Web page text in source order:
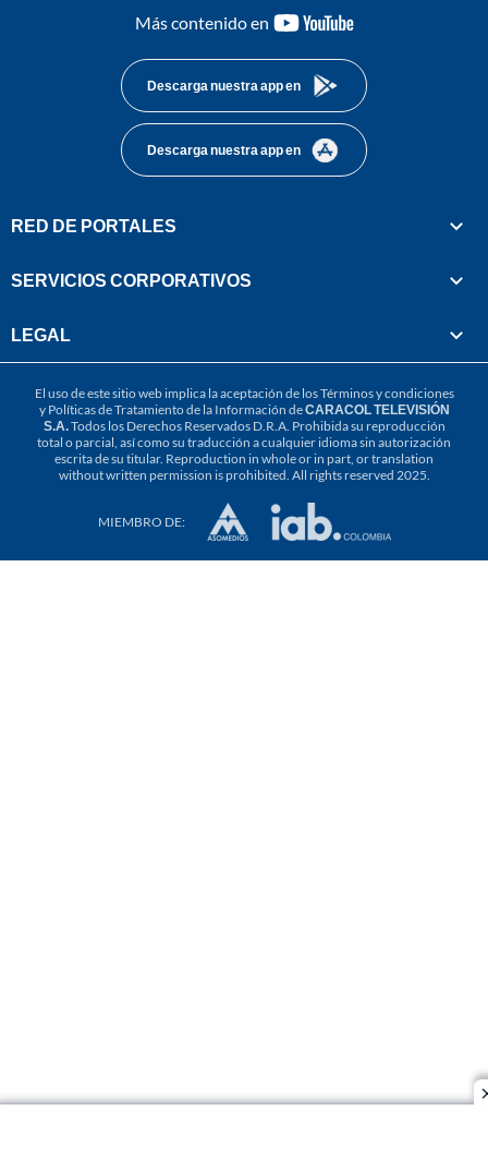
Más contenido en
youtube-
Descarga nuestra app en
Descarga nuestra app en
RED DE PORTALES
SERVICIOS CORPORATIVOS
LEGAL
El uso de este sitio web implica la aceptación de losTérminos y condiciones
y Políticas de Tratamiento de la Información deCARACOL TELEVISIÓN
S.A.Todos los Derechos Reservados D.R.A. Prohibida su reproducción
total o parcial, así como su traducción a cualquier idioma sin autorización
escrita de su titular. Reproduction in whole or in part, or translation
without written permission is prohibited. All rights reserved 2025.
MIEMBRO DE: